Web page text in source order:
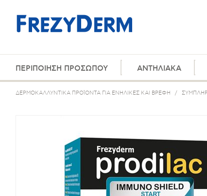
ΠΕΡΙΠΟΙΗΣΗ ΠΡΟΣΩΠΟΥ ΑΝΤΗΛΙΑΚΑ
ΔΕΡΜΟΚΑΛΛΥΝΤΙΚΑ ΠΡΟΪΟΝΤΑ ΓΙΑ ΕΝΗΛΙΚΕΣ ΚΑΙ ΒΡΕΦΗ /